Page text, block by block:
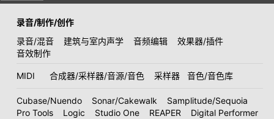
录音/制作/创作
录音/混音
建筑与室内声学 音频编辑
效果器/插件
音效制作
MIDI 合成器/采样器/音源/音色 采样器 音色/音色库
Cubase/Nuendo Sonar/Cakewalk
Samplitude/Sequoia
Pro Tools
Logic Studio One REAPER
Digital Performer